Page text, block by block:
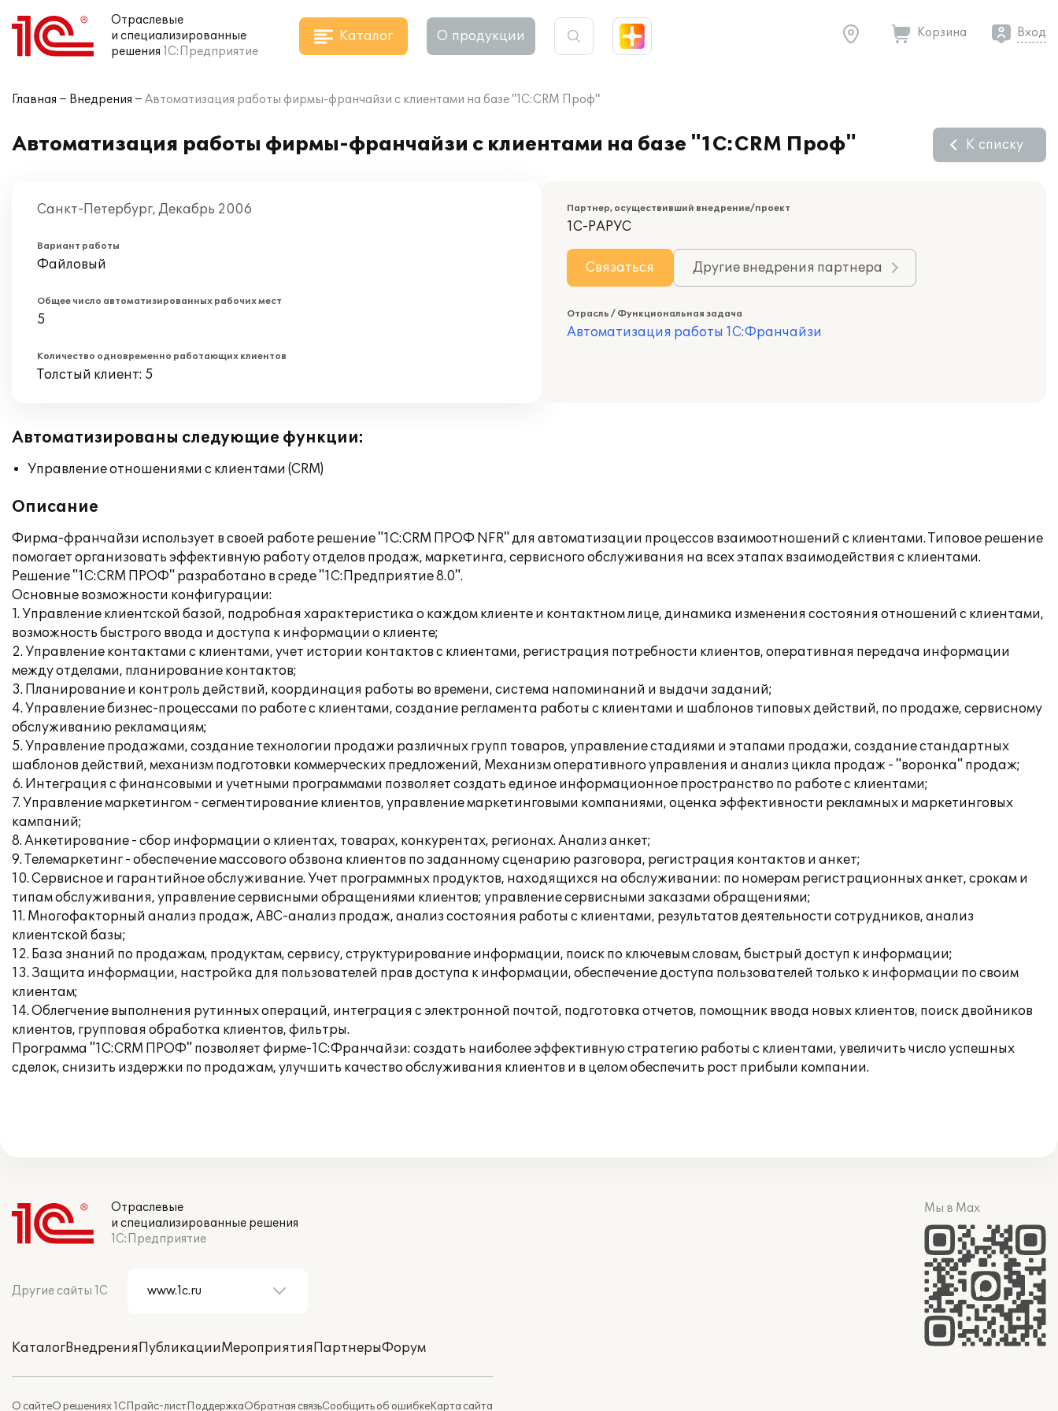
Отраслевые
и специализированные
решения 1С:Предприятие
Каталог О продукции Корзина Вход
Главная Внедрения Автоматизация работы фирмы-франчайзи с клиентами на базе "1С:CRM Проф"
Автоматизация работы фирмы-франчайзи с клиентами на базе "1С:CRM Проф" К списку
Санкт-Петербург, Декабрь 2006
Вариант работы
Файловый
Общее число автоматизированных рабочих мест
5
Количество одновременно работающих клиентов
Толстый клиент: 5
Партнер, осуществивший внедрение/проект
1С-РАРУС
Связаться Другие внедрения партнера
Отрасль / Функциональная задача
Автоматизация работы 1С:Франчайзи
Автоматизированы следующие функции:
Управление отношениями с клиентами (CRM)
Описание
Фирма-франчайзи использует в своей работе решение "1C:CRM ПРОФ NFR" для автоматизации процессов взаимоотношений с клиентами. Типовое решение
помогает организовать эффективную работу отделов продаж, маркетинга, сервисного обслуживания на всех этапах взаимодействия с клиентами.
Решение "1C:CRM ПРОФ" разработано в среде "1С:Предприятие 8.0".
Основные возможности конфигурации:
1. Управление клиентской базой, подробная характеристика о каждом клиенте и контактном лице, динамика изменения состояния отношений с клиентами,
возможность быстрого ввода и доступа к информации о клиенте;
2. Управление контактами с клиентами, учет истории контактов с клиентами, регистрация потребности клиентов, оперативная передача информации
между отделами, планирование контактов;
3. Планирование и контроль действий, координация работы во времени, система напоминаний и выдачи заданий;
4. Управление бизнес-процессами по работе с клиентами, создание регламента работы с клиентами и шаблонов типовых действий, по продаже, сервисному
обслуживанию рекламациям;
5. Управление продажами, создание технологии продажи различных групп товаров, управление стадиями и этапами продажи, создание стандартных
шаблонов действий, механизм подготовки коммерческих предложений, Механизм оперативного управления и анализ цикла продаж - "воронка" продаж;
6. Интеграция с финансовыми и учетными программами позволяет создать единое информационное пространство по работе с клиентами;
7. Управление маркетингом - сегментирование клиентов, управление маркетинговыми компаниями, оценка эффективности рекламных и маркетинговых
кампаний;
8. Анкетирование - сбор информации о клиентах, товарах, конкурентах, регионах. Анализ анкет;
9. Телемаркетинг - обеспечение массового обзвона клиентов по заданному сценарию разговора, регистрация контактов и анкет;
10. Сервисное и гарантийное обслуживание. Учет программных продуктов, находящихся на обслуживании: по номерам регистрационных анкет, срокам и
типам обслуживания, управление сервисными обращениями клиентов; управление сервисными заказами обращениями;
11. Многофакторный анализ продаж, АВС-анализ продаж, анализ состояния работы с клиентами, результатов деятельности сотрудников, анализ
клиентской базы;
12. База знаний по продажам, продуктам, сервису, структурирование информации, поиск по ключевым словам, быстрый доступ к информации;
13. Защита информации, настройка для пользователей прав доступа к информации, обеспечение доступа пользователей только к информации по своим
клиентам;
14. Облегчение выполнения рутинных операций, интеграция с электронной почтой, подготовка отчетов, помощник ввода новых клиентов, поиск двойников
клиентов, групповая обработка клиентов, фильтры.
Программа "1С:CRM ПРОФ" позволяет фирме-1С:Франчайзи: создать наиболее эффективную стратегию работы с клиентами, увеличить число успешных
сделок, снизить издержки по продажам, улучшить качество обслуживания клиентов и в целом обеспечить рост прибыли компании.
Отраслевые
и специализированные решения
1С:Предприятие
Другие сайты 1С
КаталогВнедренияПубликацииМероприятияПартнерыФорум
О сайтеО решениях 1СПрайс-листПоддержкаОбратная связьСообщить об ошибкеКарта сайта
Мы в Max